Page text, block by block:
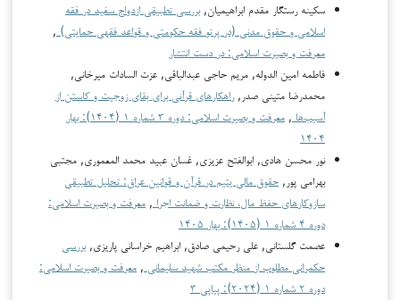
سکینه رستگار مقدم ابراهیمیان,بررسی تطبیقی ازدواج سفید در فقه
اسلامی و حقوق مدنی (در پرتو فقه حکومتی و قواعد فقهی حمایتی) ,
معرفت و بصیرت اسلامی: در دست انتشار
فاطمه امین الدوله, مریم حاجی عبدالباقی, عزت السادات میرخانی,
محمدرضا متینی صدر, راهکارهای قرآنی برای بقای زوجیت و کاستن از
آسیب‌ها ,
معرفت و بصیرت اسلامی: دوره ۳ شماره ۱ (۱۴۰۴): بهار
۱۴۰۴
نور محسن هادی, ابوالفتح عزیزی, غسان عبید محمد المعموری, مجتبی
بهرامی پور, حقوق مالی یتیم در قرآن و قوانین عراق: تحلیل تطبیقی
سازوکارهای حفظ مال، نظارت و ضمانت اجرا , معرفت و بصیرت اسلامی:
دوره ۴ شماره ۱ (۱۴۰۵): بهار ۱۴۰۵
عصمت گلستانی, علی رحیمی صادق, ابراهیم خراسانی پاریزی,بررسی
حکمرانی مطلوب از منظر مکتب شهید سلیمانی , معرفت و بصیرت اسلامی:
دوره ۲ شماره ۱ (۲۰۲۴): پیاپی ۳